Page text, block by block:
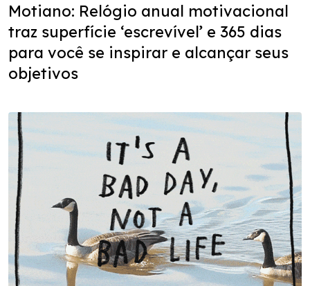
Motiano: Relógio anual motivacional
traz superfície ‘escrevível’ e 365 dias
para você se inspirar e alcançar seus
objetivos